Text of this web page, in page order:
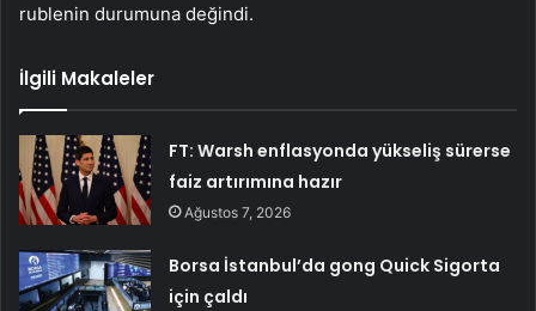
rublenin durumuna değindi.
İlgili Makaleler
FT: Warsh enflasyonda yükseliş sürerse
faiz artırımına hazır
Ağustos 7, 2026
Borsa İstanbul’da gong Quick Sigorta
için çaldı